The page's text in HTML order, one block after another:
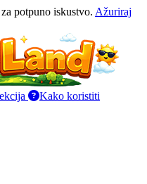
potpuno iskustvo. Ažuriraj
Kako koristiti